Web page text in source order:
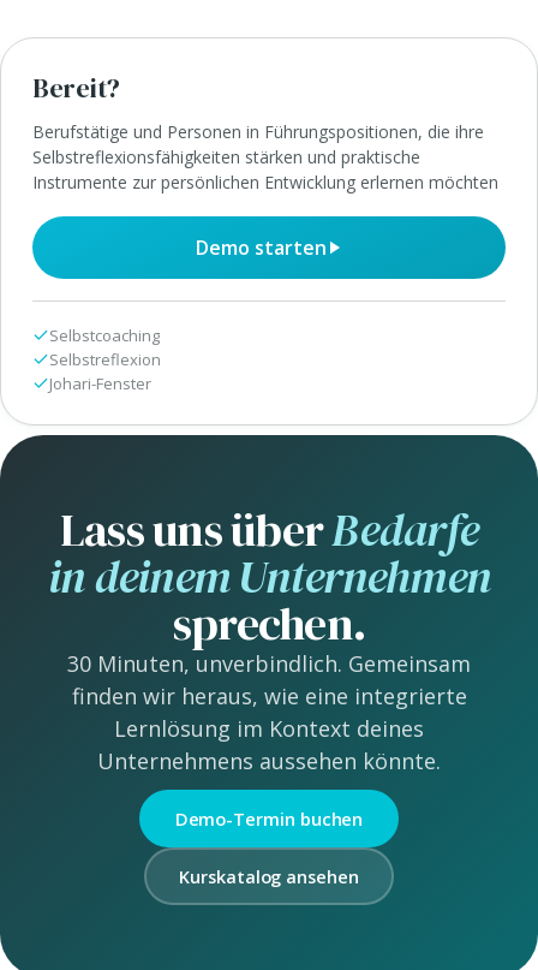
Bereit?
Berufstätige und Personen in Führungspositionen, die ihre
Selbstreflexionsfähigkeiten stärken und praktische
Instrumente zur persönlichen Entwicklung erlernen möchten
Demo starten
Selbstcoaching
Selbstreflexion
Johari-Fenster
Lass uns überBedarfe
in deinem Unternehmen
sprechen.
30 Minuten, unverbindlich. Gemeinsam
finden wir heraus, wie eine integrierte
Lernlösung im Kontext deines
Unternehmens aussehen könnte.
Demo-Termin buchen
Kurskatalog ansehen